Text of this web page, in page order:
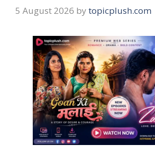
5 August 2026 by topicplush.com